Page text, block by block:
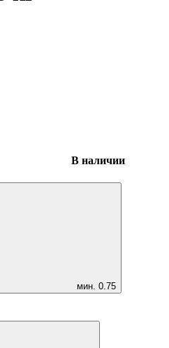
В наличии
мин. 0.75